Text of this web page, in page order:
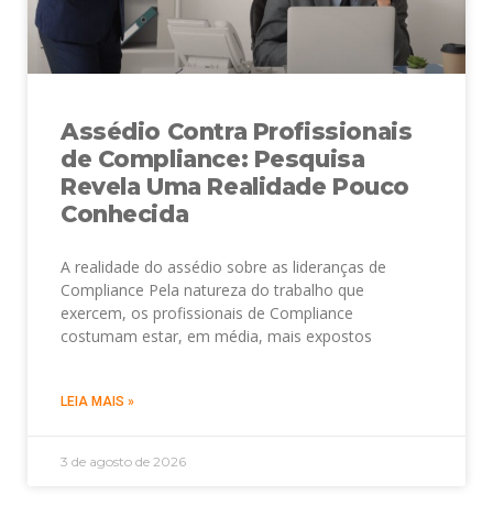
Assédio Contra Profissionais
de Compliance: Pesquisa
Revela Uma Realidade Pouco
Conhecida
A realidade do assédio sobre as lideranças de
Compliance Pela natureza do trabalho que
exercem, os profissionais de Compliance
costumam estar, em média, mais expostos
LEIA MAIS »
3 de agosto de 2026